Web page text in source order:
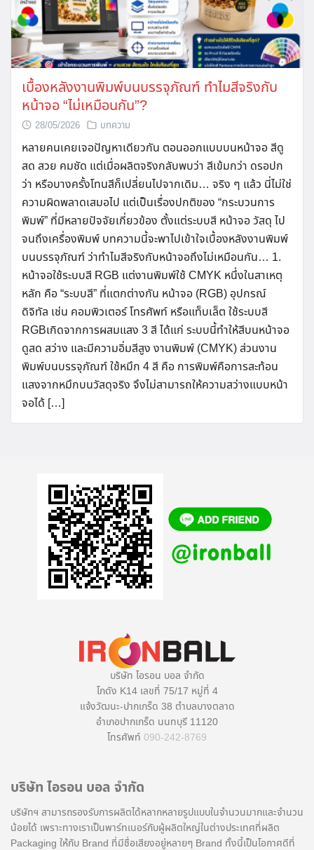
เบื้องหลังงานพิมพ์บนบรรจุภัณฑ์ ทำไมสีจริงกับ
หน้าจอ “ไม่เหมือนกัน”?
28/05/2026 บทความ
หลายคนเคยเจอปัญหาเดียวกัน ตอนออกแบบบนหน้าจอ สีดู
สด สวย คมชัด แต่เมื่อผลิตจริงกลับพบว่า สีเข้มกว่า ดรอปก
ว่า หรือบางครั้งโทนสีก็เปลี่ยนไปจากเดิม… จริง ๆ แล้ว นี่ไม่ใช่
ความผิดพลาดเสมอไป แต่เป็นเรื่องปกติของ “กระบวนการ
พิมพ์” ที่มีหลายปัจจัยเกี่ยวข้อง ตั้งแต่ระบบสี หน้าจอ วัสดุ ไป
จนถึงเครื่องพิมพ์ บทความนี้จะพาไปเข้าใจเบื้องหลังงานพิมพ์
บนบรรจุภัณฑ์ ว่าทำไมสีจริงกับหน้าจอถึงไม่เหมือนกัน… 1.
หน้าจอใช้ระบบสี RGB แต่งานพิมพ์ใช้ CMYK หนึ่งในสาเหตุ
หลัก คือ “ระบบสี” ที่แตกต่างกัน หน้าจอ (RGB) อุปกรณ์
ดิจิทัล เช่น คอมพิวเตอร์ โทรศัพท์ หรือแท็บเล็ต ใช้ระบบสี
RGBเกิดจากการผสมแสง 3 สี ได้แก่ ระบบนี้ทำให้สีบนหน้าจอ
ดูสด สว่าง และมีความอิ่มสีสูง งานพิมพ์ (CMYK) ส่วนงาน
พิมพ์บนบรรจุภัณฑ์ ใช้หมึก 4 สี คือ การพิมพ์คือการสะท้อน
แสงจากหมึกบนวัสดุจริง จึงไม่สามารถให้ความสว่างแบบหน้า
จอได้ […]
บริษัท ไอรอน บอล จำกัด
โกดัง K14 เลขที่ 75/17 หมู่ที่ 4
แจ้งวัฒนะ-ปากเกร็ด 38 ตำบลบางตลาด
อำเภอปากเกร็ด นนทบุรี 11120
โทรศัพท์ 090-242-8769
บริษัท ไอรอน บอล จำกัด
บริษัทฯ สามารถรองรับการผลิตได้หลากหลายรูปแบบในจำนวนมากและจำนวน
น้อยได้ เพราะทางเราเป็นพาร์ทเนอร์กับผู้ผลิตใหญ่ในต่างประเทศที่ผลิต
Packaging ให้กับ Brand ที่มีชื่อเสียงอยู่หลายๆ Brand ทั้งนี้เป็นโอกาศดีที่